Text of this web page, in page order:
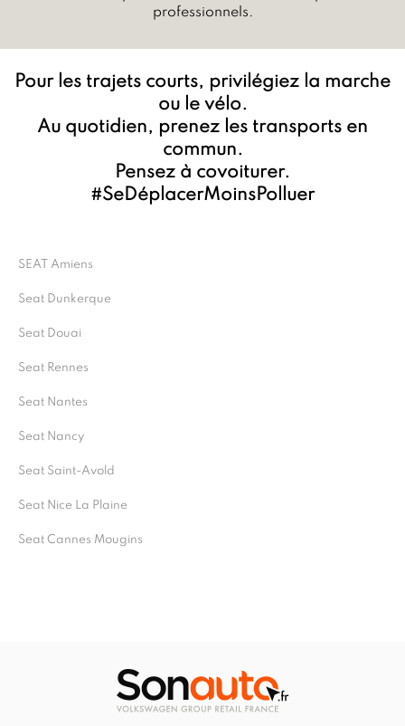
professionnels.
Pour les trajets courts, privilégiez la marche
ou le vélo.
Au quotidien, prenez les transports en
commun.
Pensez à covoiturer.
#SeDéplacerMoinsPolluer
SEAT Amiens
Seat Dunkerque
Seat Douai
Seat Rennes
Seat Nantes
Seat Nancy
Seat Saint-Avold
Seat Nice La Plaine
Seat Cannes Mougins